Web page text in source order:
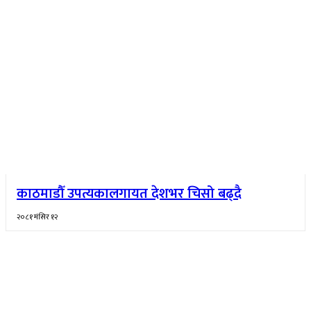
काठमाडौँ उपत्यकालगायत देशभर चिसो बढ्दै
२०८१ मंसिर १२